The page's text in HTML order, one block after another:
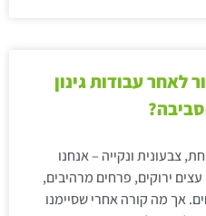
לאחר עבודות גינון
צבעונית ונקייה – אנחנו
ירוקים, פרחים מרהיבים,
אך מה קורה אחרי שסיימנו